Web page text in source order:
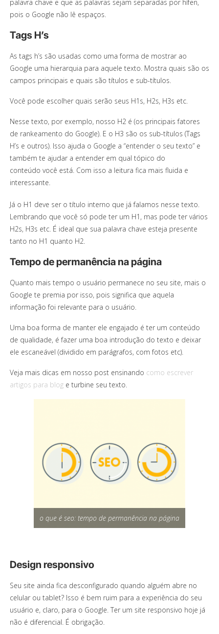
palavra chave e que as palavras sejam separadas por hífen,
pois o Google não lê espaços.
Tags H’s
As tags h’s são usadas como uma forma de mostrar ao
Google uma hierarquia para aquele texto. Mostra quais são os
campos principais e quais são títulos e sub-títulos.
Você pode escolher quais serão seus H1s, H2s, H3s etc.
Nesse texto, por exemplo, nosso H2 é (os principais fatores
de rankeamento do Google). E o H3 são os sub-títulos (Tags
H’s e outros). Isso ajuda o Google a “entender o seu texto” e
também te ajudar a entender em qual tópico do
conteúdo você está. Com isso a leitura fica mais fluida e
interessante.
Já o H1 deve ser o título interno que já falamos nesse texto.
Lembrando que você só pode ter um H1, mas pode ter vários
H2s, H3s etc. É ideal que sua palavra chave esteja presente
tanto no H1 quanto H2.
Tempo de permanência na página
Quanto mais tempo o usuário permanece no seu site, mais o
Google te premia por isso, pois significa que aquela
informação foi relevante para o usuário.
Uma boa forma de manter ele engajado é ter um conteúdo
de qualidade, é fazer uma boa introdução do texto e deixar
ele escaneável (dividido em parágrafos, com fotos etc).
Veja mais dicas em nosso post ensinando como escrever
artigos para blog e turbine seu texto.
o que é seo: tempo de permanência na página
Design responsivo
Seu site ainda fica desconfigurado quando alguém abre no
celular ou tablet? Isso é bem ruim para a experiência do seu
usuário e, claro, para o Google. Ter um site responsivo hoje já
não é diferencial. É obrigação.